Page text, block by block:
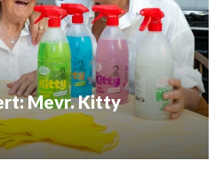
Mevr. Kitty